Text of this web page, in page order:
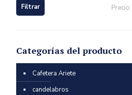
Filtrar Precio:
Categorías del producto
Cafetera Ariete
candelabros